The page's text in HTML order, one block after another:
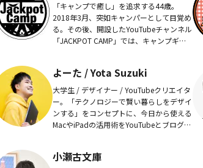
「キャンプで癒し」を追求する44歳。
2018年3月、突如キャンパーとして目覚め
る。その後、開設したYouTubeチャンネル
「JACKPOT CAMP」では、キャンプギア
よーた / Yota Suzuki
大学生 / デザイナー / YouTubeクリエイタ
ー。「テクノロジーで賢い暮らしをデザイ
ンする」をコンセプトに、今日から使える
MacやiPadの活用術をYouTubeとブログで
小瀬古文庫